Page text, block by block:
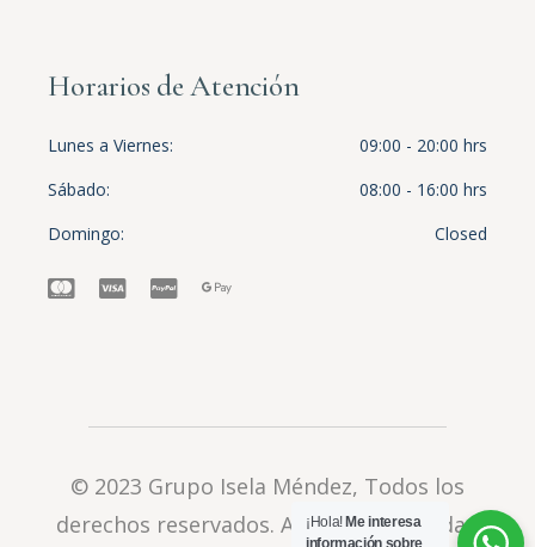
Horarios de Atención
Lunes a Viernes
09:00 - 20:00 hrs
Sábado
08:00 - 16:00 hrs
Domingo
Closed
© 2023 Grupo Isela Méndez, Todos los
derechos reservados. Aviso de privacidad
¡Hola! Me interesa
información sobre